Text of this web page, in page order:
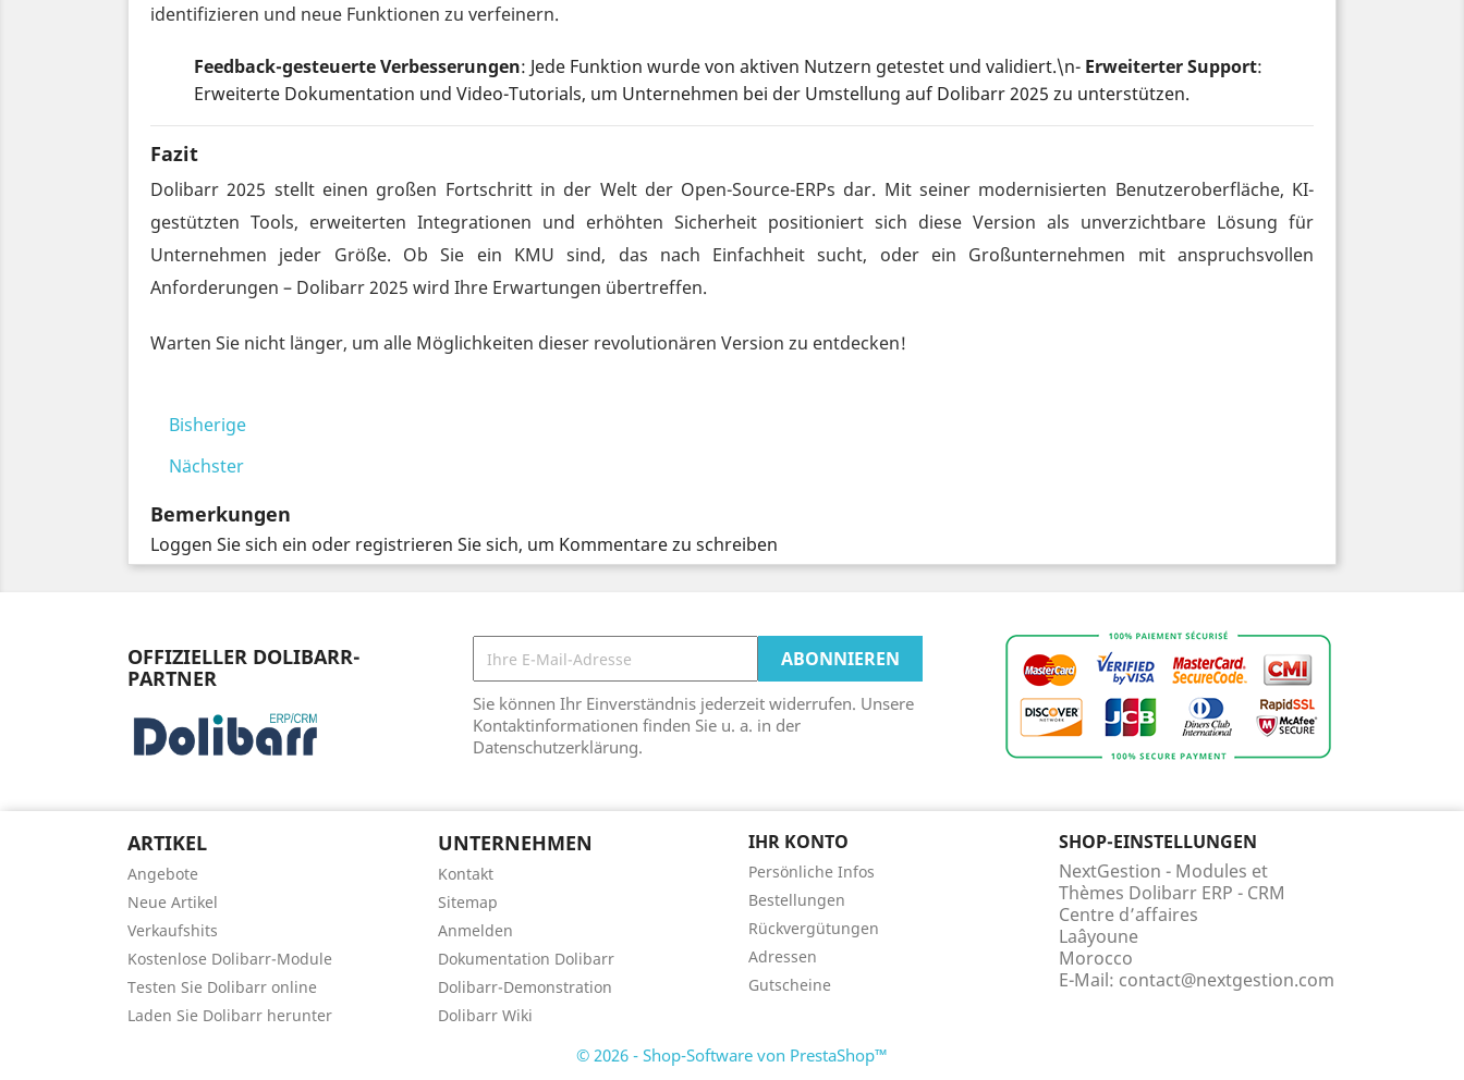
identifizieren und neue Funktionen zu verfeinern.
Feedback-gesteuerte Verbesserungen: Jede Funktion wurde von aktiven Nutzern getestet und validiert.\n- Erweiterter Support:
Erweiterte Dokumentation und Video-Tutorials, um Unternehmen bei der Umstellung auf Dolibarr 2025 zu unterstützen.
Fazit
Dolibarr 2025 stellt einen großen Fortschritt in der Welt der Open-Source-ERPs dar. Mit seiner modernisierten Benutzeroberfläche, KI-
gestützten Tools, erweiterten Integrationen und erhöhten Sicherheit positioniert sich diese Version als unverzichtbare Lösung für
Unternehmen jeder Größe. Ob Sie ein KMU sind, das nach Einfachheit sucht, oder ein Großunternehmen mit anspruchsvollen
Anforderungen – Dolibarr 2025 wird Ihre Erwartungen übertreffen.
Warten Sie nicht länger, um alle Möglichkeiten dieser revolutionären Version zu entdecken!
Bisherige
Nächster
Bemerkungen
Loggen Sie sich ein oder registrieren Sie sich, um Kommentare zu schreiben
OFFIZIELLER DOLIBARR-
PARTNER
Sie können Ihr Einverständnis jederzeit widerrufen. Unsere
Kontaktinformationen finden Sie u. a. in der
Datenschutzerklärung.
ARTIKEL
Angebote
Neue Artikel
Verkaufshits
Kostenlose Dolibarr-Module
Testen Sie Dolibarr online
Laden Sie Dolibarr herunter
UNTERNEHMEN
Kontakt
Sitemap
Anmelden
Dokumentation Dolibarr
Dolibarr-Demonstration
Dolibarr Wiki
IHR KONTO
Persönliche Infos
Bestellungen
Rückvergütungen
Adressen
Gutscheine
SHOP-EINSTELLUNGEN
NextGestion - Modules et
Thèmes Dolibarr ERP - CRM
Centre d’affaires
Laâyoune
Morocco
E-Mail: contact@nextgestion.com
© 2026 - Shop-Software von PrestaShop™